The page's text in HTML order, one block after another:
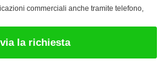
commerciali anche tramite telefono,